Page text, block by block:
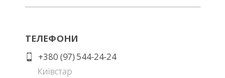
+380 (97) 544-24-24
Київстар